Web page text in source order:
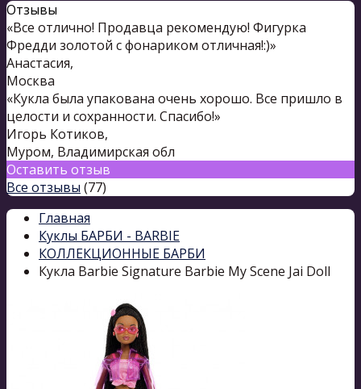
Отзывы
«Все отлично! Продавца рекомендую! Фигурка
Фредди золотой с фонариком отличная!:)»
Анастасия,
Москва
«Кукла была упакована очень хорошо. Все пришло в
целости и сохранности. Спасибо!»
Игорь Котиков,
Муром, Владимирская обл
Оставить отзыв
Все отзывы (77)
Главная
Куклы БАРБИ - BARBIE
КОЛЛЕКЦИОННЫЕ БАРБИ
Кукла Barbie Signature Barbie My Scene Jai Doll